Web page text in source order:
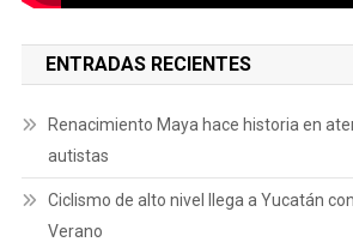
ENTRADAS RECIENTES
Renacimiento Maya hace historia en
autistas
Ciclismo de alto nivel llega a Yucatán
Verano